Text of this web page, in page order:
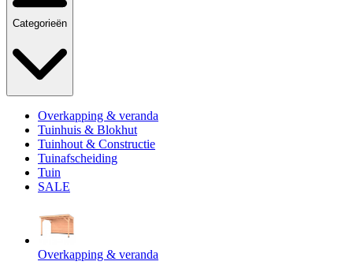
Categorieën
Overkapping & veranda
Tuinhuis & Blokhut
Tuinhout & Constructie
Tuinafscheiding
Tuin
SALE
Overkapping & veranda